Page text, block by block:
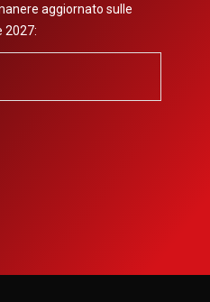
aggiornato sulle
2027: